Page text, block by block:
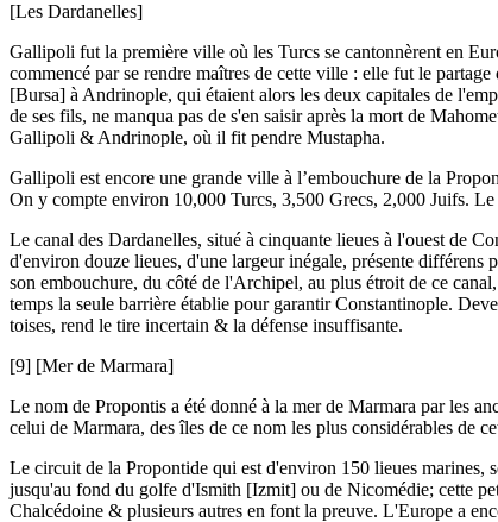
[Les Dardanelles]
Gallipoli fut la première ville où les Turcs se cantonnèrent en
commencé par se rendre maîtres de cette ville : elle fut le
[Bursa] à Andrinople, qui étaient alors les deux capitales de
de ses fils, ne manqua pas de s'en saisir après la mort de
Gallipoli & Andrinople, où il fit pendre Mustapha.
Gallipoli est encore une grande ville à l’embouchure de la
On y compte environ 10,000 Turcs, 3,500 Grecs, 2,000 Juifs.
Le canal des Dardanelles, situé à cinquante lieues à l'ouest de
d'environ douze lieues, d'une largeur inégale, présente différens
son embouchure, du côté de l'Archipel, au plus étroit de ce
temps la seule barrière établie pour garantir Constantinople.
toises, rend le tire incertain & la défense insuffisante.
[9] [Mer de Marmara]
Le nom de Propontis a été donné à la mer de Marmara par les
celui de Marmara, des îles de ce nom les plus considérables de
Le circuit de la Propontide qui est d'environ 150 lieues
jusqu'au fond du golfe d'Ismith [Izmit] ou de Nicomédie; cette
Chalcédoine & plusieurs autres en font la preuve. L'Europe a